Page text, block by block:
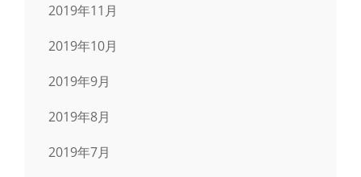
2019年11月
2019年10月
2019年9月
2019年8月
2019年7月